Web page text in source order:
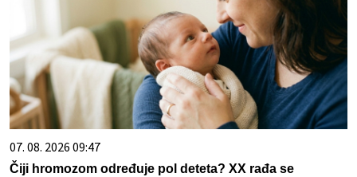
07. 08. 2026 09:47
Čiji hromozom određuje pol deteta? XX rađa se